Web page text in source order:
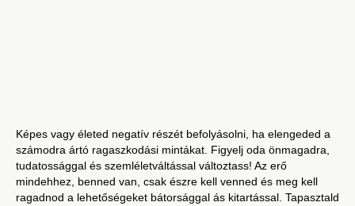
Képes vagy életed negatív részét befolyásolni, ha elengeded a
számodra ártó ragaszkodási mintákat. Figyelj oda önmagadra,
tudatossággal és szemléletváltással változtass! Az erő
mindehhez, benned van, csak észre kell venned és meg kell
ragadnod a lehetőségeket bátorsággal ás kitartással. Tapasztald